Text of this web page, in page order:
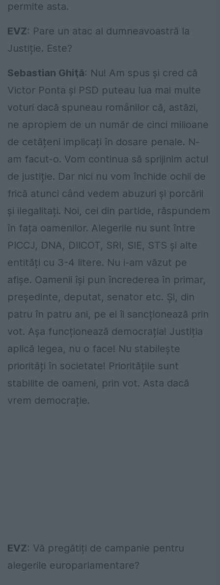
permite asta.
EVZ: Pare un atac al dumneavoastră la
Justiție. Este?
Sebastian Ghiţă: Nu! Am spus și cred că
Victor Ponta și PSD puteau lua mai multe
voturi dacă spuneau românilor că, astăzi,
ne apropiem de un număr de cinci milioane
de cetățeni implicați în dosare penale. N-
am facut-o. Vom continua să sprijinim actul
de justiție. Dar nici nu vom închide ochii de
frică atunci când vedem abuzuri și porcării
și ilegalitați. Noi, cei din partide, răspundem
în fața oamenilor. Alegerile nu sunt între
PICCJ, DNA, DIICOT, SRI, SIE, STS și alte
entități cu 3-4 litere. Nu i-am văzut pe
afișe. Oamenii își pun încrederea în primar,
președinte, deputat, senator etc. Și, din
patru în patru ani, pe ei îi sancționează prin
vot. Așa funcționează democrația! Justiția
aplică legea, nu o face! Nu stabilește
priorități în societate! Prioritățile sunt
stabilite de oameni, prin vot. Asta dacă
vrem democrație.
EVZ: Vă pregătiți de campanie pentru
alegerile europarlamentare?